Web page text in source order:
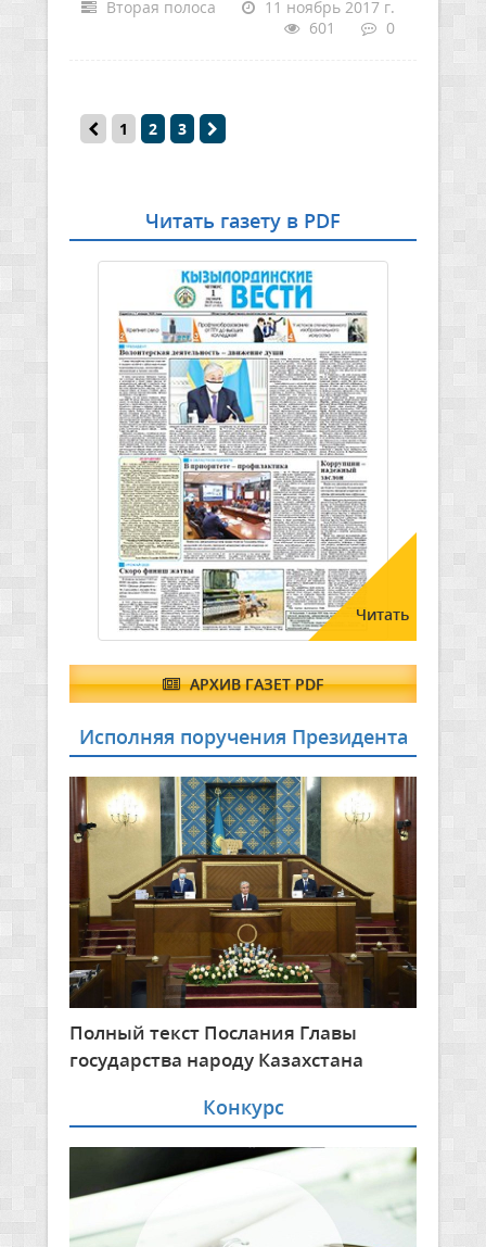
Вторая полоса
11 ноябрь 2017 г.
601
0
1 2 3
Читать газету в PDF
Читать
АРХИВ ГАЗЕТ PDF
Исполняя поручения Президента
Полный текст Послания Главы
государства народу Казахстана
Конкурс